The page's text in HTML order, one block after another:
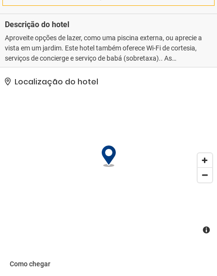
Descrição do hotel
Aproveite opções de lazer, como uma piscina externa, ou aprecie a
vista em um jardim. Este hotel também oferece Wi-Fi de cortesia,
serviços de concierge e serviço de babá (sobretaxa).. As
comodidades presentes incluem um business center, serviço de
lavanderia e lavagem a seco e armazenamento para bagagem..
Localização do hotel
Como chegar